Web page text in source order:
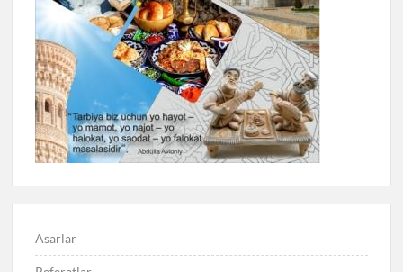
Asarlar